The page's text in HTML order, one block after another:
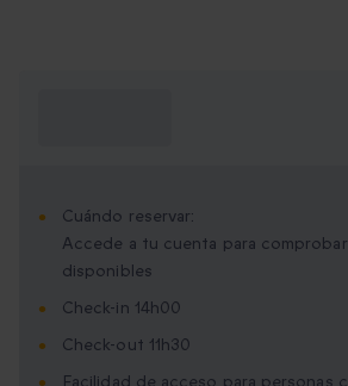
Cuándo reservar:
Accede a tu cuenta para
disponibles
Check-in 14h00
Check-out 11h30